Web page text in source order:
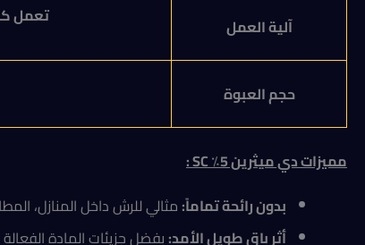
آلية العمل تعمل
حجم العبوة
مميزاتدي ميثرين 5٪ SC
:
بدون رائحة تماماً: مثالي للرش داخل المنازل،
أثر باقٍ طويل الأمد: بفضل جزيئات المادة